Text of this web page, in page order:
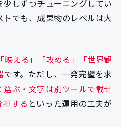
しずつチューニングしてい
でも、成果物のレベルは大
える」「攻める」「世界観
です。ただし、一発完璧を求
選ぶ・文字は別ツールで載せ
する といった運用の工夫が